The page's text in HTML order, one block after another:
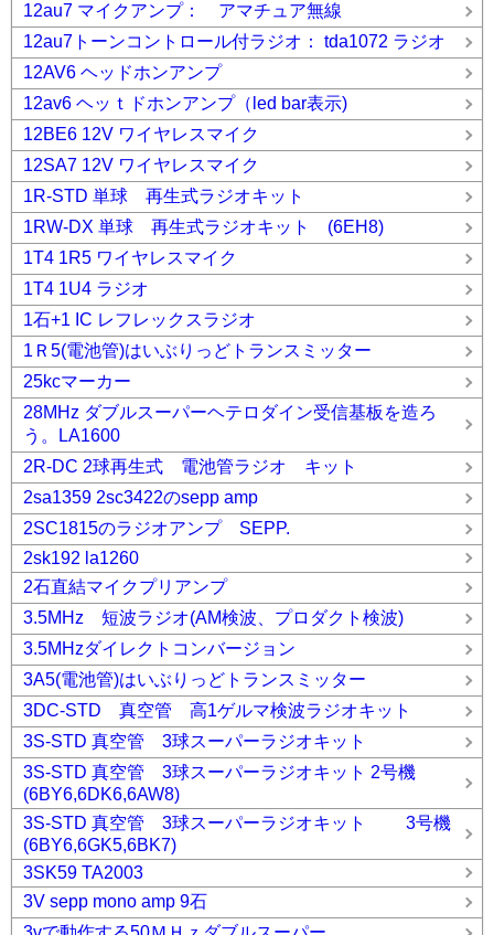
12au7 マイクアンプ： アマチュア無線
12au7トーンコントロール付ラジオ： tda1072 ラジオ
12AV6 ヘッドホンアンプ
12av6 ヘッｔドホンアンプ（led bar表示)
12BE6 12V ワイヤレスマイク
12SA7 12V ワイヤレスマイク
1R-STD 単球 再生式ラジオキット
1RW-DX 単球 再生式ラジオキット (6EH8)
1T4 1R5 ワイヤレスマイク
1T4 1U4 ラジオ
1石+1 IC レフレックスラジオ
1Ｒ5(電池管)はいぶりっどトランスミッター
25kcマーカー
28MHz ダブルスーパーヘテロダイン受信基板を造ろ
う。LA1600
2R-DC 2球再生式 電池管ラジオ キット
2sa1359 2sc3422のsepp amp
2SC1815のラジオアンプ SEPP.
2sk192 la1260
2石直結マイクプリアンプ
3.5MHz 短波ラジオ(AM検波、プロダクト検波)
3.5MHzダイレクトコンバージョン
3A5(電池管)はいぶりっどトランスミッター
3DC-STD 真空管 高1ゲルマ検波ラジオキット
3S-STD 真空管 3球スーパーラジオキット
3S-STD 真空管 3球スーパーラジオキット 2号機
(6BY6,6DK6,6AW8)
3S-STD 真空管 3球スーパーラジオキット 3号機
(6BY6,6GK5,6BK7)
3SK59 TA2003
3V sepp mono amp 9石